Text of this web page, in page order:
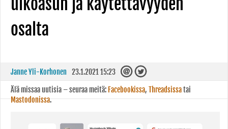
ulkoasun ja käytettävyyden
osalta
Janne Yli-Korhonen 23.1.2021 15:23
Älä missaa uutisia – seuraa meitä: Facebookissa, Threadsissatai
Mastodonissa.